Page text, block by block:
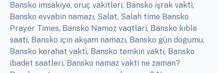
Bansko imsakiye, oruç vakitleri, Bansko işrak vakti,
Bansko evvabin namazı, Salat, Salah time Bansko
Prayer Times, Bansko Namoz vaqtlari, Bansko kıble
saati, Bansko için akşam namazı, Bansko gün doğumu,
Bansko kerahat vakti, Bansko temkin vakti, Bansko
ibadet saatleri, Bansko namaz vakti ne zaman?